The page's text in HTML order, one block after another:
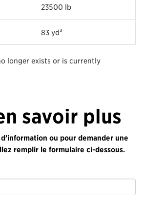
23500 lb
83 yd³
longer exists or is currently
savoir plus
ou pour demander une
remplir le formulaire ci-dessous.